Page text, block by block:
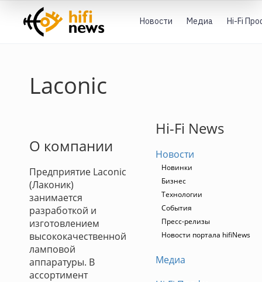
Новости Медиа Hi-Fi
Laconic
О компании
Предприятие Laconic
(Лаконик)
занимается
разработкой и
изготовлением
высококачественной
ламповой
аппаратуры. В
ассортимент
Hi-Fi News
Новости
Новинки
Бизнес
Технологии
События
Пресс-релизы
Новости портала hifiNews
Медиа